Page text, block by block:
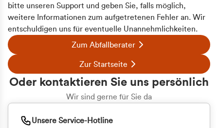
bitte unseren Support und geben Sie, falls möglich,
weitere Informationen zum aufgetretenen Fehler an. Wir
entschuldigen uns für eventuelle Unannehmlichkeiten.
Zum Abfallberater
Zur Startseite
Oder kontaktieren Sie uns persönlich
Wir sind gerne für Sie da
Unsere Service-Hotline